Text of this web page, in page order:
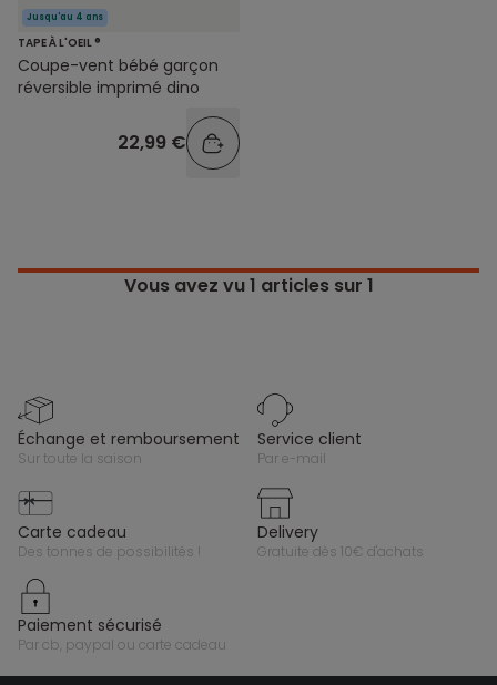
Jusqu'au 4 ans
TAPE À L'OEIL ®
Coupe-vent bébé garçon
réversible imprimé dino
22,99 €
Vous avez vu1 articles sur 1
échange et remboursement
sur toute la saison
service client
par e-mail
carte cadeau
des tonnes de possibilités !
delivery
gratuite dès 10€ d'achats
paiement sécurisé
par cb, paypal ou carte cadeau